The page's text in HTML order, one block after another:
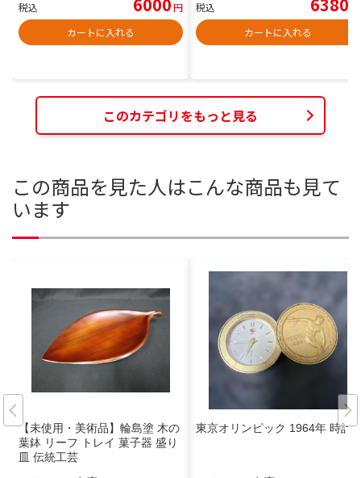
税込 6000円
カートに入れる
税込 6380
カートに入れる
このカテゴリをもっと見る
この商品を見た人はこんな商品も見て
います
【未使用・美術品】輪島塗 木の
葉鉢 リーフ トレイ 菓子器 盛り
皿 伝統工芸
東京オリンピック 1964年 時計